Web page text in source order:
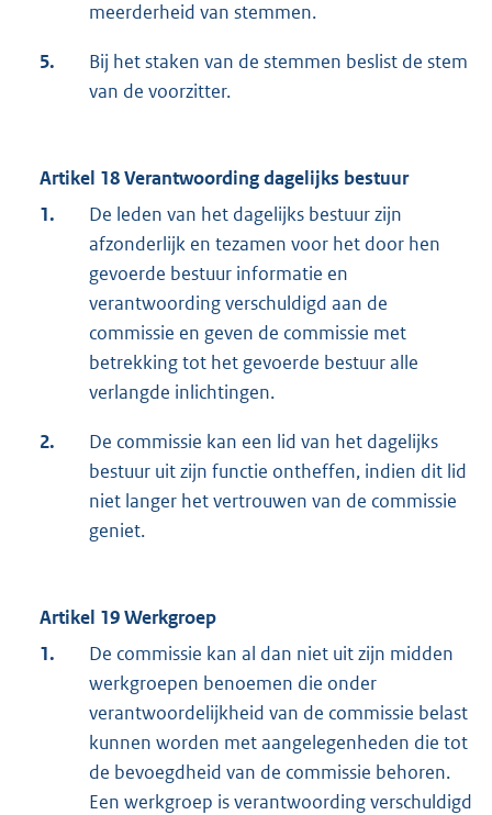
meerderheid van stemmen.
5.
Bij het staken van de stemmen beslist de stem
van de voorzitter.
Artikel 18 Verantwoording dagelijks bestuur
1.
De leden van het dagelijks bestuur zijn
afzonderlijk en tezamen voor het door hen
gevoerde bestuur informatie en
verantwoording verschuldigd aan de
commissie en geven de commissie met
betrekking tot het gevoerde bestuur alle
verlangde inlichtingen.
2.
De commissie kan een lid van het dagelijks
bestuur uit zijn functie ontheffen, indien dit lid
niet langer het vertrouwen van de commissie
geniet.
Artikel 19 Werkgroep
1.
De commissie kan al dan niet uit zijn midden
werkgroepen benoemen die onder
verantwoordelijkheid van de commissie belast
kunnen worden met aangelegenheden die tot
de bevoegdheid van de commissie behoren.
Een werkgroep is verantwoording verschuldigd